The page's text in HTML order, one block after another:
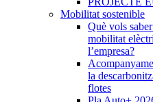
Mobilitat sostenible
Què vols
mobilitat
l’empresa?
la
flotes